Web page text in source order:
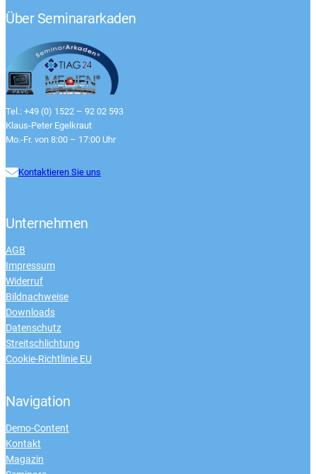
Über Seminararkaden
Tel.: +49 (0) 1522 – 92 02 593
Klaus-Peter Egelkraut
Mo.-Fr. von 8:00 – 17:00 Uhr
Kontaktieren Sie uns
Unternehmen
AGB
Impressum
Widerruf
Bildnachweise
Downloads
Datenschutz
Streitschlichtung
Cookie-Richtlinie EU
Navigation
Demo-Content
Kontakt
Magazin